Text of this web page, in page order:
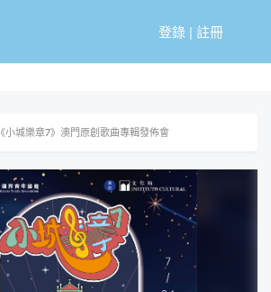
登錄| 註冊
《小城樂章7》澳門原創歌曲專輯發佈會